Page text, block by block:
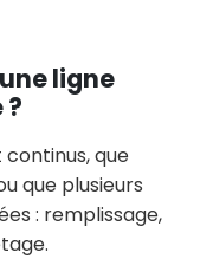
ligne
que
que plusieurs
: remplissage,